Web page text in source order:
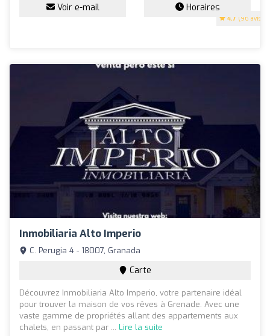
4.7 (96 avis)
Voir e-mail Horaires
Inmobiliaria Alto Imperio
C. Perugia 4 - 18007, Granada
Carte
Découvrez Inmobiliaria Alto Imperio, votre partenaire idéal
pour trouver la maison de vos rêves à Grenade. Avec une
vaste gamme de propriétés allant des appartements aux
chalets, en passant par ... Lire la suite